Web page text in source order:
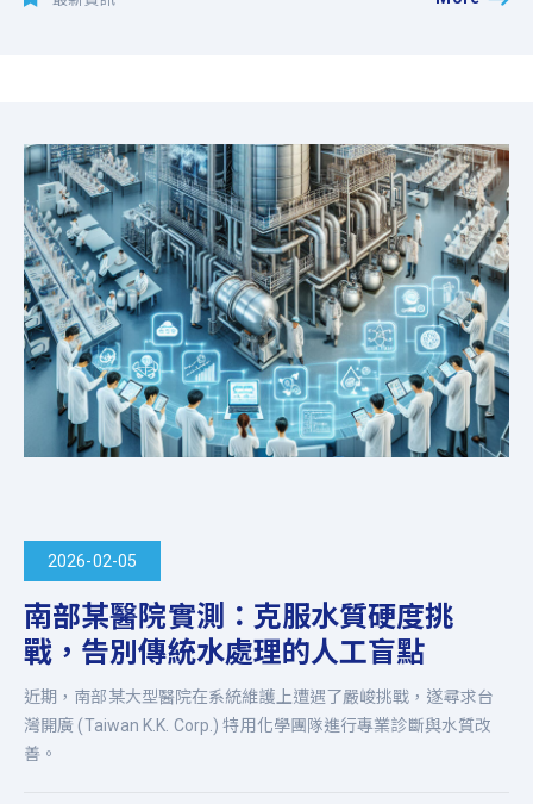
2026-02-05
南部某醫院實測：克服水質硬度挑
戰，告別傳統水處理的人工盲點
近期，南部某大型醫院在系統維護上遭遇了嚴峻挑戰，遂尋求台
灣開廣 (Taiwan K.K. Corp.) 特用化學團隊進行專業診斷與水質改
善。